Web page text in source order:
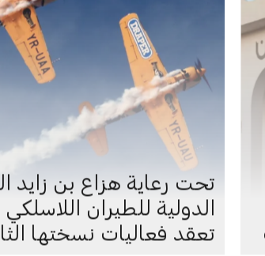
تحت رعاية هزاع بن زايد
الدولية للطيران
تعقد فعاليات نسختها